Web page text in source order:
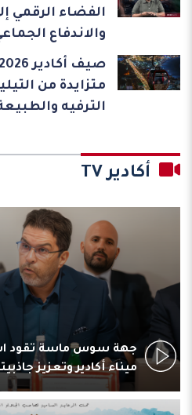
الفضاء الرقمي
والاندفاع
متزايدة من
الترفيه
أكادير TV
جهة سوس ماسة تقود
ميناء أكادير وتعزيز